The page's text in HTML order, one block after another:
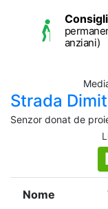
anziani)
Strada
Senzor donat de
Nome